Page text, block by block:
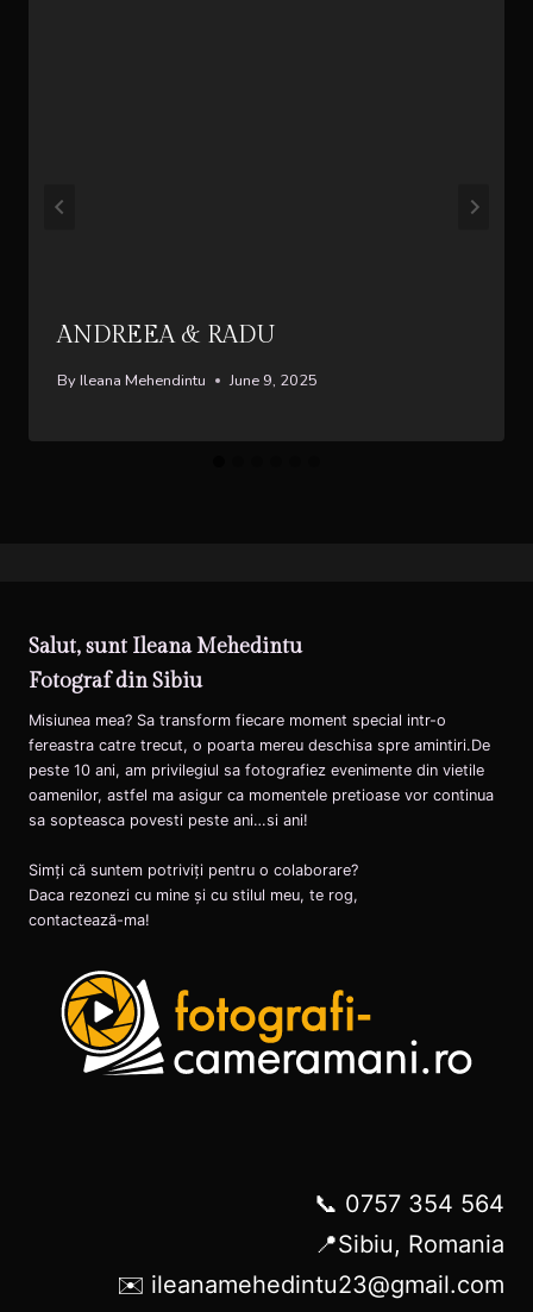
ANDREEA & RADU
By Ileana Mehendintu June 9, 2025
Salut, sunt Ileana Mehedintu
Fotograf din Sibiu
Misiunea mea? Sa transform fiecare moment special intr-o
fereastra catre trecut, o poarta mereu deschisa spre amintiri.De
peste 10 ani, am privilegiul sa fotografiez evenimente din vietile
oamenilor, astfel ma asigur ca momentele pretioase vor continua
sa sopteasca povesti peste ani…si ani!
Simți că suntem potriviți pentru o colaborare?
Daca rezonezi cu mine și cu stilul meu, te rog,
contactează-ma!
📞 0757 354 564
📍Sibiu, Romania
✉️ ileanamehedintu23@gmail.com